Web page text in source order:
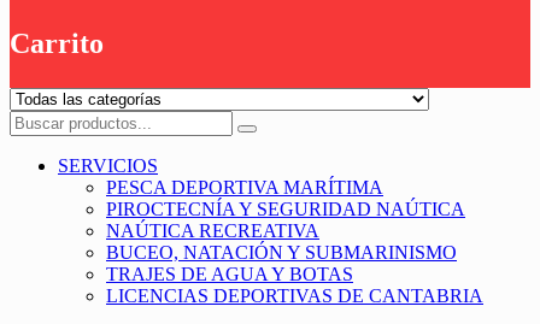
Carrito
SERVICIOS
PESCA DEPORTIVA MARÍTIMA
PIROCTECNÍA Y SEGURIDAD NAÚTICA
NAÚTICA RECREATIVA
BUCEO, NATACIÓN Y SUBMARINISMO
TRAJES DE AGUA Y BOTAS
LICENCIAS DEPORTIVAS DE CANTABRIA